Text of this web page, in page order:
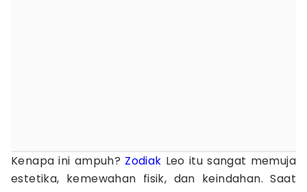
Kenapa ini ampuh? Zodiak Leo itu sangat memuja
estetika, kemewahan fisik, dan keindahan. Saat